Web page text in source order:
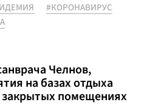
#КОРОНАВИРУС
Челнов,
на базах отдыха
помещениях